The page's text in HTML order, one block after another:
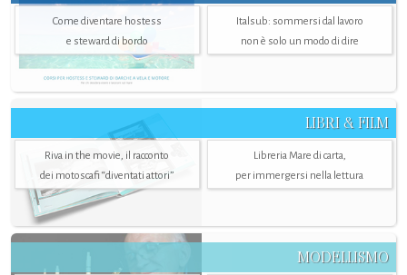
Come diventare hostess
e steward di bordo
Italsub: sommersi dal lavoro
non è solo un modo di dire
LIBRI & FILM
Riva in the movie, il racconto
dei motoscafi “diventati attori”
Libreria Mare di carta,
per immergersi nella lettura
MODELLISMO